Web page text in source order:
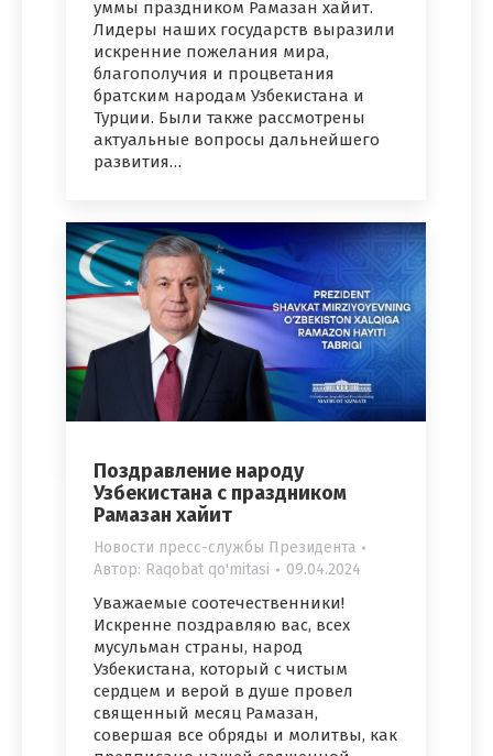
уммы праздником Рамазан хайит.
Лидеры наших государств выразили
искренние пожелания мира,
благополучия и процветания
братским народам Узбекистана и
Турции. Были также рассмотрены
актуальные вопросы дальнейшего
развития…
Поздравление народу
Узбекистана с праздником
Рамазан хайит
Новости пресс-службы Президента
Автор: Raqobat qo'mitasi 09.04.2024
Уважаемые соотечественники!
Искренне поздравляю вас, всех
мусульман страны, народ
Узбекистана, который с чистым
сердцем и верой в душе провел
священный месяц Рамазан,
совершая все обряды и молитвы, как